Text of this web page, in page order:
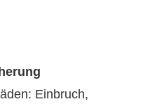
Einbruch,